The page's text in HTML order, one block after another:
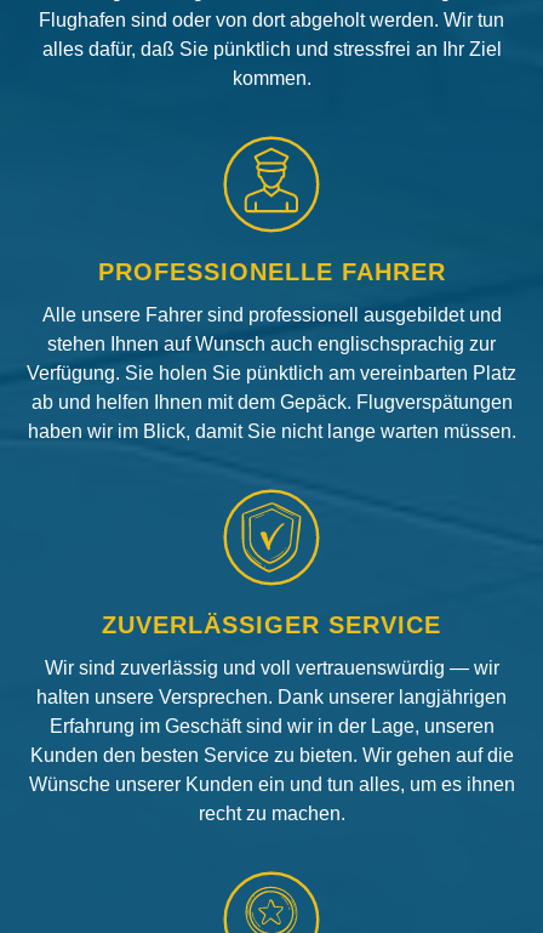
Flughafen sind oder von dort abgeholt werden. Wir tun
alles dafür, daß Sie pünktlich und stressfrei an Ihr Ziel
kommen.
PROFESSIONELLE FAHRER
Alle unsere Fahrer sind professionell ausgebildet und
stehen Ihnen auf Wunsch auch englischsprachig zur
Verfügung. Sie holen Sie pünktlich am vereinbarten Platz
ab und helfen Ihnen mit dem Gepäck. Flugverspätungen
haben wir im Blick, damit Sie nicht lange warten müssen.
ZUVERLÄSSIGER SERVICE
Wir sind zuverlässig und voll vertrauenswürdig — wir
halten unsere Versprechen. Dank unserer langjährigen
Erfahrung im Geschäft sind wir in der Lage, unseren
Kunden den besten Service zu bieten. Wir gehen auf die
Wünsche unserer Kunden ein und tun alles, um es ihnen
recht zu machen.